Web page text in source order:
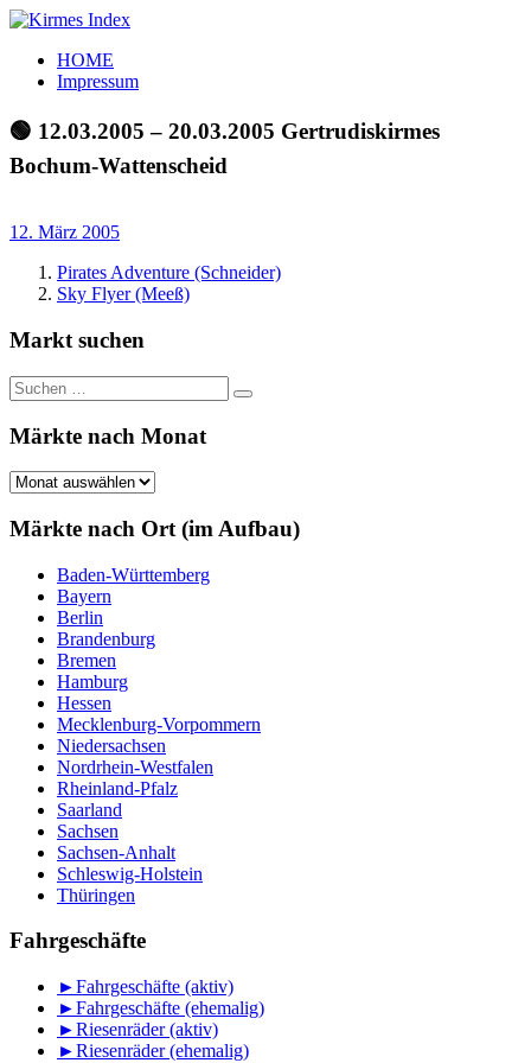
Zum
springen
Kirmes
Index
Tourpläne
der
letzten
Jahre
HOME
Impressum
🟢 12.03.2005 – 20.03.2005 Gertrudiskirmes
Bochum-Wattenscheid
12. März 2005
Pirates Adventure (Schneider)
Sky Flyer (Meeß)
Markt suchen
Suchen
nach:
Suchen
Märkte nach Monat
Märkte
Monat
Märkte nach Ort (im Aufbau)
Baden-Württemberg
Bayern
Berlin
Brandenburg
Bremen
Hamburg
Hessen
Mecklenburg-Vorpommern
Niedersachsen
Nordrhein-Westfalen
Rheinland-Pfalz
Saarland
Sachsen
Sachsen-Anhalt
Schleswig-Holstein
Thüringen
Fahrgeschäfte
►Fahrgeschäfte (aktiv)
►Fahrgeschäfte (ehemalig)
►Riesenräder (aktiv)
►Riesenräder (ehemalig)